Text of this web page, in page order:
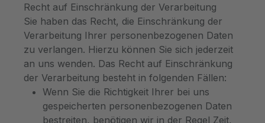
Recht auf Einschränkung der Verarbeitung
Sie haben das Recht, die Einschränkung der
Verarbeitung Ihrer personenbezogenen Daten
zu verlangen. Hierzu können Sie sich jederzeit
an uns wenden. Das Recht auf Einschränkung
der Verarbeitung besteht in folgenden Fällen:
Wenn Sie die Richtigkeit Ihrer bei uns
gespeicherten personenbezogenen Daten
bestreiten, benötigen wir in der Regel Zeit,